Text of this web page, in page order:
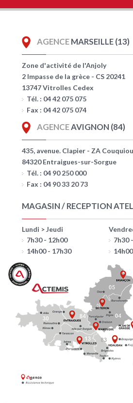
AGENCEMARSEILLE (13)
Zone d'activité de l'Anjoly
2 Impasse de la grèce - CS 20241
13747 Vitrolles Cedex
Tél. : 04 42 075 075
Fax : 04 42 075 074
AGENCEAVIGNON (84)
435, avenue. Clapier - ZA Couquiou
84320 Entraigues-sur-Sorgue
Tél. : 04 90 250 000
Fax : 04 90 33 20 73
MAGASIN / RECEPTION
Lundi > Jeudi
7h30 - 12h00
14h00 - 17h30
7h30